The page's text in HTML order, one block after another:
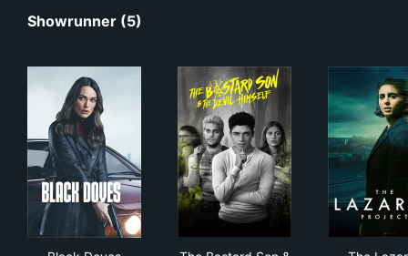
Showrunner (5)